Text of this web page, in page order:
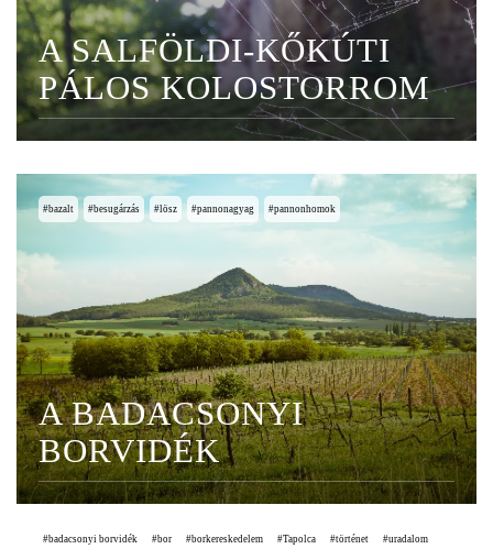
A SALFÖLDI-KŐKÚTI
PÁLOS KOLOSTORROM
bazalt besugárzás lösz pannonagyag pannonhomok
A BADACSONYI
BORVIDÉK
badacsonyi borvidék bor borkereskedelem Tapolca történet uradalom